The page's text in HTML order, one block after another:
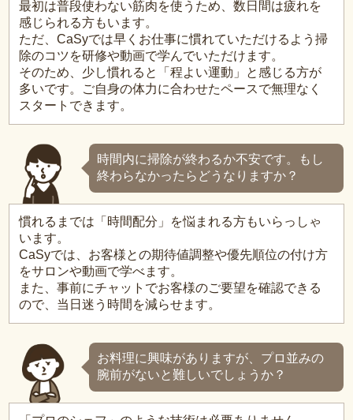
最初は普段使わない筋肉を使うため、数日間は疲れを
感じられる方もいます。
ただ、CaSyでは早くお仕事に慣れていただけるよう掃
除のコツを研修や動画で学んでいただけます。
そのため、少し慣れると「程よい運動」と感じる方が
多いです。ご自身の体力に合わせたペースで無理なく
スタートできます。
時間内に掃除が終わるか不安です。もし
終わらなかったらどうなりますか？
慣れるまでは「時間配分」を悩まれる方もいらっしゃ
います。
CaSyでは、お客様との期待値調整や優先順位の付け方
をサロンや動画で学べます。
また、事前にチャットでお客様のご要望を確認できる
ので、当日迷う時間を減らせます。
お料理に興味がありますが、プロ並みの
腕前がないと難しいでしょうか？